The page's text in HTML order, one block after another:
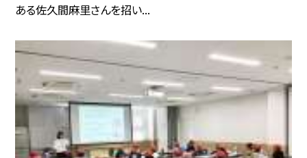
ある佐久間麻里さんを招い...